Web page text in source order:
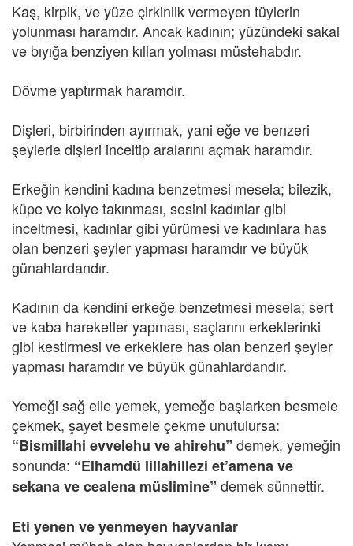
Kaş, kirpik, ve yüze çirkinlik vermeyen tüylerin
yolunması haramdır. Ancak kadının; yüzündeki sakal
ve bıyığa benziyen kılları yolması müstehabdır.
Dövme yaptırmak haramdır.
Dişleri, birbirinden ayırmak, yani eğe ve benzeri
şeylerle dişleri inceltip aralarını açmak haramdır.
Erkeğin kendini kadına benzetmesi mesela; bilezik,
küpe ve kolye takınması, sesini kadınlar gibi
inceltmesi, kadınlar gibi yürümesi ve kadınlara has
olan benzeri şeyler yapması haramdır ve büyük
günahlardandır.
Kadının da kendini erkeğe benzetmesi mesela; sert
ve kaba hareketler yapması, saçlarını erkeklerinki
gibi kestirmesi ve erkeklere has olan benzeri şeyler
yapması haramdır ve büyük günahlardandır.
Yemeği sağ elle yemek, yemeğe başlarken besmele
çekmek, şayet besmele çekme unutulursa:
“Bismillahi evvelehu ve ahirehu” demek, yemeğin
sonunda: “Elhamdü lillahillezi et’amena ve
sekana ve cealena müslimine” demek sünnettir.
Eti yenen ve yenmeyen hayvanlar